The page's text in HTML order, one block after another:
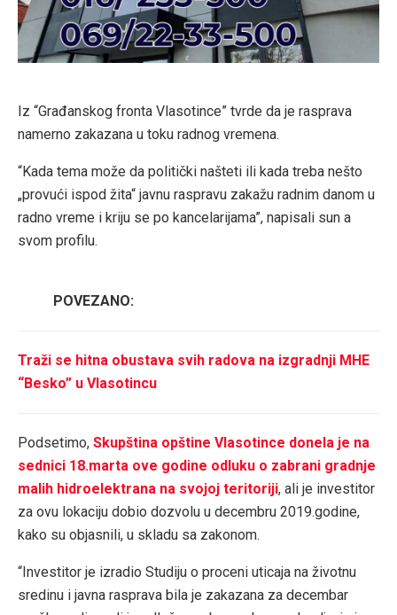
Iz “Građanskog fronta Vlasotince” tvrde da je rasprava
namerno zakazana u toku radnog vremena.
“Kada tema može da politički našteti ili kada treba nešto
„provući ispod žita“ javnu raspravu zakažu radnim danom u
radno vreme i kriju se po kancelarijama”, napisali sun a
svom profilu.
POVEZANO:
Traži se hitna obustava svih radova na izgradnji MHE
“Besko” u Vlasotincu
Podsetimo, Skupština opštine Vlasotince donela je na
sednici 18.marta ove godine odluku o zabrani gradnje
malih hidroelektrana na svojoj teritoriji, ali je investitor
za ovu lokaciju dobio dozvolu u decembru 2019.godine,
kako su objasnili, u skladu sa zakonom.
“Investitor je izradio Studiju o proceni uticaja na životnu
sredinu i javna rasprava bila je zakazana za decembar